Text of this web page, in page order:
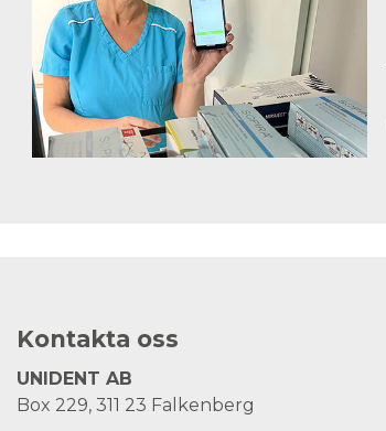
Kontakta oss
UNIDENT AB
Box 229, 311 23 Falkenberg